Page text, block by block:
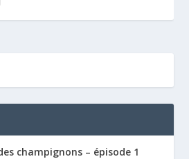
champignons – épisode 1